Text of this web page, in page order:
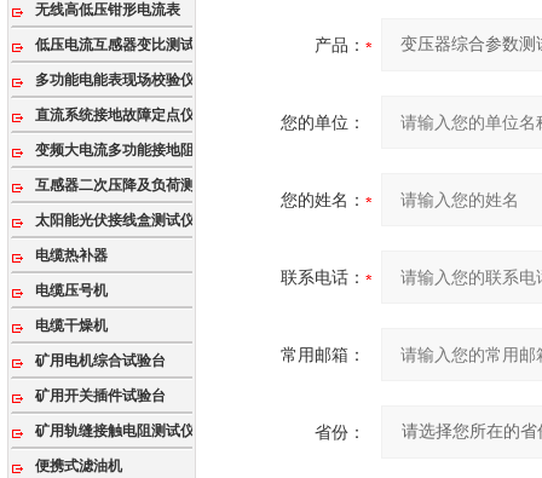
无线高低压钳形电流表
低压电流互感器变比测试仪
多功能电能表现场校验仪
直流系统接地故障定点仪
变频大电流多功能接地阻抗测试系统
互感器二次压降及负荷测试仪
太阳能光伏接线盒测试仪
电缆热补器
电缆压号机
电缆干燥机
矿用电机综合试验台
矿用开关插件试验台
矿用轨缝接触电阻测试仪
便携式滤油机
产品：
您的单位：
您的姓名：
联系电话：
常用邮箱：
省份：